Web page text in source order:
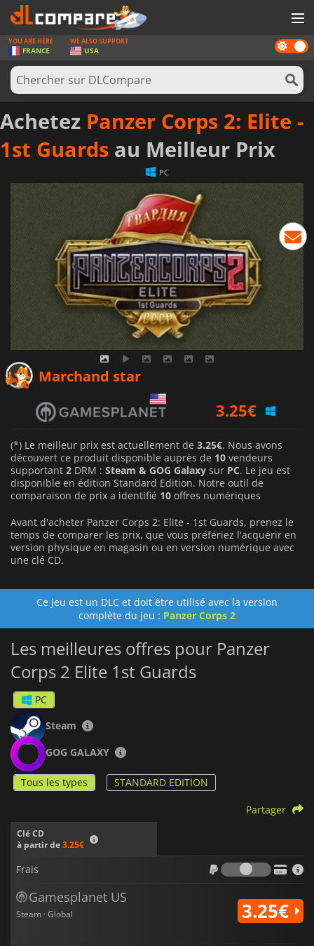
JEUX
CARTES PRÉPAYÉES
LOGICIELS
CONCOURS
MATÉRIEL
NEWS
SE CONNECTER OU S'INSCRIRE
Dark
mode
YOU ARE HERE
FRANCE
WE ALSO SUPPORT
USA
Achetez Panzer Corps 2: Elite -
1st Guards au Meilleur Prix
PC
Marchand star
3.25€
3.76€
(*) Le meilleur prix est actuellement de 3.25€. Nous avons
découvert ce produit disponible auprès de 10 vendeurs
supportant 2 DRM : Steam & GOG Galaxy sur PC. Le jeu est
disponible en édition Standard Edition. Notre outil de
comparaison de prix a identifié 10 offres numériques
Avant d'acheter Panzer Corps 2: Elite - 1st Guards, prenez le
temps de comparer les prix, que vous préfériez l'acquérir en
version physique en magasin ou en version numérique avec
une clé CD.
Ce jeu est un DLC et doit être utilisé avec la version
complète du jeu : Panzer Corps 2
Les meilleures offres pour Panzer
Corps 2 Elite 1st Guards
PC
Steam
GOG GALAXY
Tous les types STANDARD EDITION
Clé CD
à partir de3.25€
Partager
Frais
Frais
Gamesplanet US
Steam · Global 3.25€